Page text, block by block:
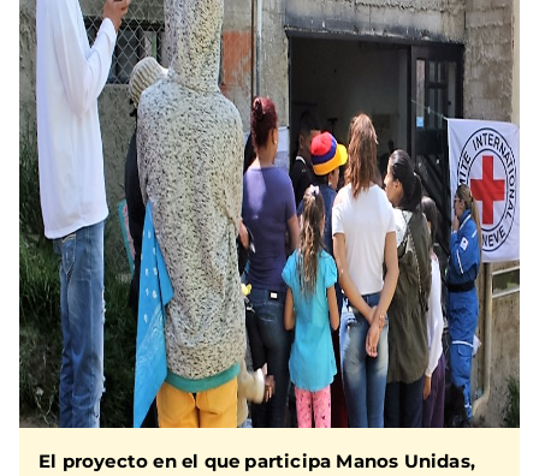
El proyecto en el que participa Manos Unidas,